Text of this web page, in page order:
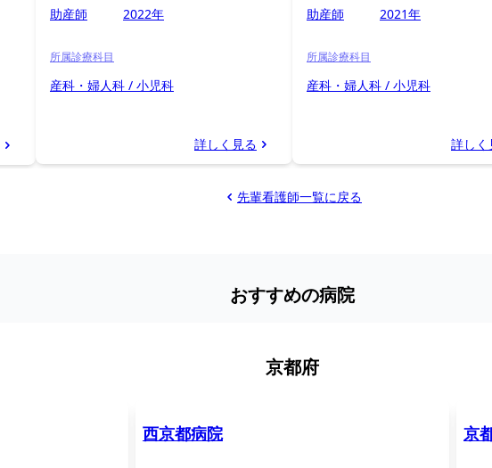
助産師 2022年
所属診療科目
産科・婦人科 / 小児科
詳しく見る
助産師 2021年
所属診療科目
産科・婦人科 / 小児科
詳しく
先輩看護師一覧に戻る
おすすめの病院
京都府
西京都病院 京